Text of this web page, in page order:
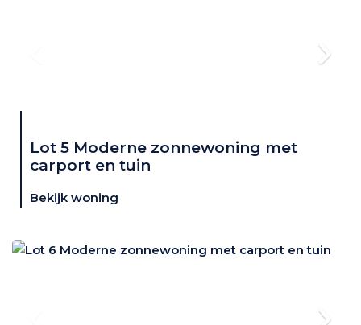
Lot 5 Moderne zonnewoning met
carport en tuin
Bekijk woning